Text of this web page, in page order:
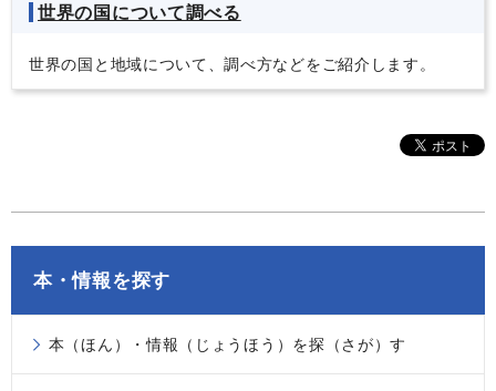
世界の国について調べる
世界の国と地域について、調べ方などをご紹介します。
本・情報を探す
本（ほん）・情報（じょうほう）を探（さが）す